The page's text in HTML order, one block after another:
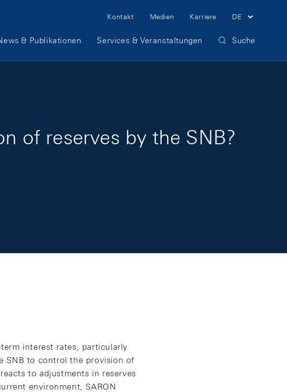
Meta Navigation
Kontakt Medien Karriere DE
& Publikationen Services & Veranstaltungen Suche
of reserves by the SNB?
interest rates, particularly
SNB to control the provision of
to adjustments in reserves
environment, SARON